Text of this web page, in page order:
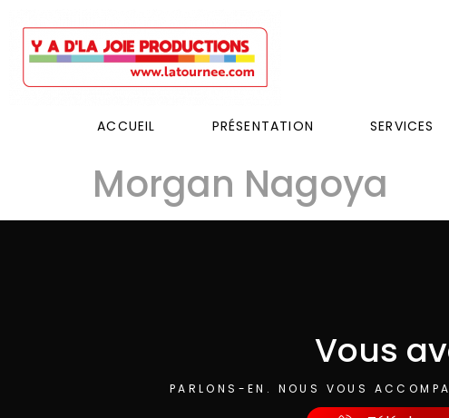
ACCUEIL PRÉSENTATION SERVICES
Morgan Nagoya
Vous
PARLONS-EN. NOUS VOUS